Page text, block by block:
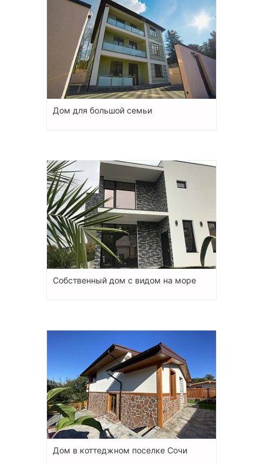
Дом для большой семьи
Собственный дом с видом на море
Дом в коттеджном поселке Сочи